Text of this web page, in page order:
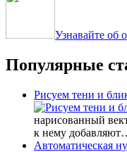
Узнавайте об
Популярные
Рисуем тени и
нарисованный
к нему
Автоматическая